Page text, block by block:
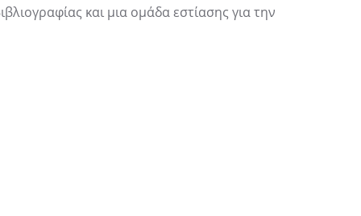
και μια ομάδα εστίασης για την